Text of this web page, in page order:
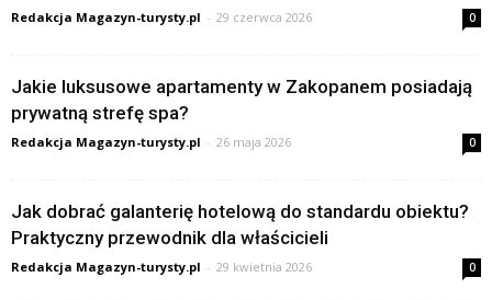
Redakcja Magazyn-turysty.pl - 29 czerwca 2026 0
Jakie luksusowe apartamenty w Zakopanem posiadają
prywatną strefę spa?
Redakcja Magazyn-turysty.pl - 26 maja 2026 0
Jak dobrać galanterię hotelową do standardu obiektu?
Praktyczny przewodnik dla właścicieli
Redakcja Magazyn-turysty.pl - 29 kwietnia 2026 0